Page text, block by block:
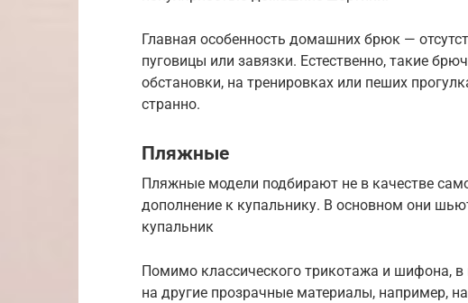
Главная особенность домашних брюк —
пуговицы или завязки. Естественно, такие
обстановки, на тренировках или пеших
странно.
Пляжные
Пляжные модели подбирают не в качестве
дополнение к купальнику. В основном они
купальник
Помимо классического трикотажа и шифона, в
на другие прозрачные материалы, например,